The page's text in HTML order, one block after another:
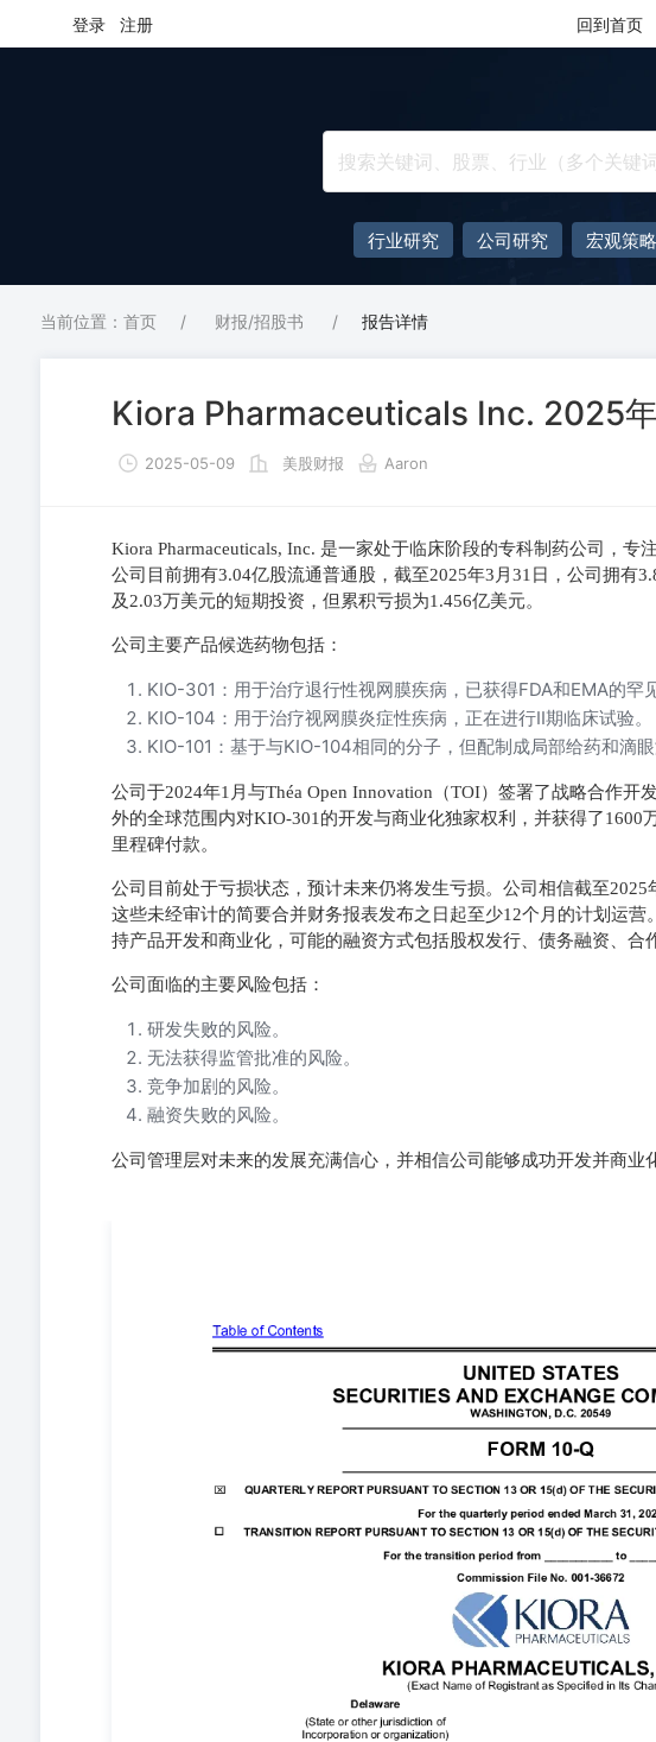
登录 注册 回到首页
行业研究 公司研究 宏观策略
当前位置：首页 / 财报/招股书 / 报告详情
Kiora Pharmaceuticals Inc. 2025
2025-05-09 美股财报 Aaron
Kiora Pharmaceuticals, Inc. 是一家处于临床阶段的专科制药公司，专
公司目前拥有3.04亿股流通普通股，截至2025年3月31日，公司拥有
及2.03万美元的短期投资，但累积亏损为1.456亿美元。
公司主要产品候选药物包括：
KIO-301：用于治疗退行性视网膜疾病，已获得FDA和EMA的罕
KIO-104：用于治疗视网膜炎症性疾病，正在进行II期临床试验。
KIO-101：基于与KIO-104相同的分子，但配制成局部给药和滴眼
公司于2024年1月与Théa Open Innovation（TOI）签署了战略合作开
外的全球范围内对KIO-301的开发与商业化独家权利，并获得了1600
里程碑付款。
公司目前处于亏损状态，预计未来仍将发生亏损。公司相信截至
这些未经审计的简要合并财务报表发布之日起至少12个月的计划运
持产品开发和商业化，可能的融资方式包括股权发行、债务融资、合
公司面临的主要风险包括：
研发失败的风险。
无法获得监管批准的风险。
竞争加剧的风险。
融资失败的风险。
公司管理层对未来的发展充满信心，并相信公司能够成功开发并商业
息 目录表 前瞻性陈述 这份1933年证券法（修订后）第27A节或证券法、
瞻性陈述，包含非历史事实陈述。这些前瞻性陈述主要，但不仅限于，“
析”中。这些陈述涉及已知和未知的风险、不确定性以及其他可能使我们
任何未来结果、表现或成就实质性不同的因素。前瞻性陈述包括但不限于
目标、期望和意图的陈述。在某些情况下，您可以通过诸如“可能”、“将”、
计”、“相信”、“目标”、“可预见的”、“看到”、“估计”、“项目”、“打算”、“
前瞻性陈述，这些术语旨在识别前瞻性陈述。这些陈述反映了我们对未来
响。鉴于这些不确定性，您不应过分依赖这些前瞻性陈述。前瞻性陈述包括
所进行的临床前研究和临床试验的时机和成功情况；获得和维持我们产品
产品产品候选人的开发与商业化范围、进度、拓展和成本我们产品候选人
力。关于我们的支出和收入预期，我们现金资源的充足度以及需求额外融
期；我们的预期增长策略我们的吸引或保留关键人才的能力我们的建立和
要求方面的期望美国及外国国家的监管发展我们获取和维护产品候选人的
我们运营中所面临的挑战；我们评估产品候选人的里程碑实现概率以及其
在“第1A项。风险因素”标题下，从我们于2025年3月25日提交给证券交易
称为年度报告。您应仔细审查所有这些因素，以及其他描述在 目录表 我
我们目前尚未意识到的因素，这些因素可能导致这些差异。 此外，这些